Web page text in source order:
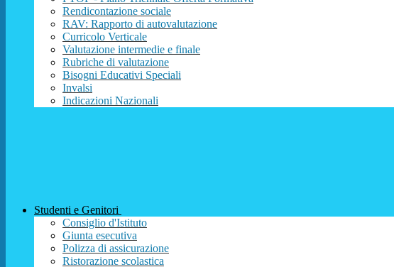
Rendicontazione sociale
RAV: Rapporto di autovalutazione
Curricolo Verticale
Valutazione intermedie e finale
Rubriche di valutazione
Bisogni Educativi Speciali
Invalsi
Indicazioni Nazionali
Studenti e Genitori
Consiglio d'Istituto
Giunta esecutiva
Polizza di assicurazione
Ristorazione scolastica